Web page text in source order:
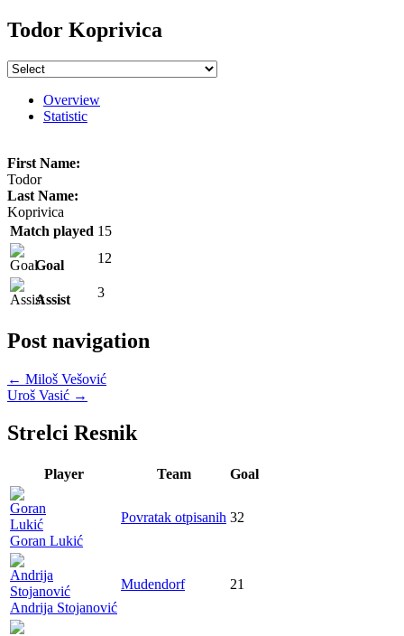
Todor Koprivica
Overview
Statistic
First Name:
Todor
Last Name:
Koprivica
Match played 15
Goal 12
Assist 3
Post navigation
← Miloš Vešović
Uroš Vasić →
Strelci Resnik
Player Team Goal
Goran Lukić
Povratak otpisanih 32
Andrija Stojanović
Mudendorf 21